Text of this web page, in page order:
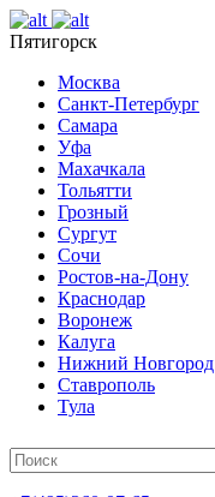
Пятигорск
Москва
Санкт-Петербург
Самара
Уфа
Махачкала
Тольятти
Грозный
Сургут
Сочи
Ростов-на-Дону
Краснодар
Воронеж
Калуга
Нижний Новгород
Ставрополь
Тула